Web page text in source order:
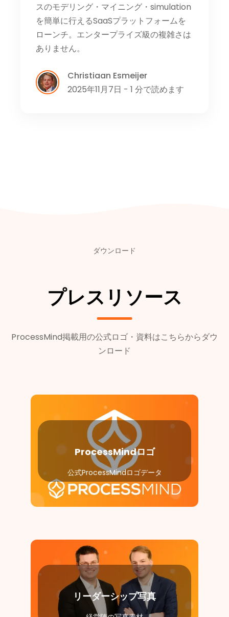
スのモデリング・マイニング・simulation
を簡単に行えるSaaSプラットフォームを
ローンチ。エンタープライズ級の複雑さは
ありません。
Christiaan Esmeijer
2025年11月7日 - 1 分で読めます
ダウンロード
プレスリソース
ProcessMind掲載用の公式ロゴ・資料はこちらからダウ
ンロード
ProcessMindロゴ
公式ProcessMindロゴデータ
リーダーシップ写真